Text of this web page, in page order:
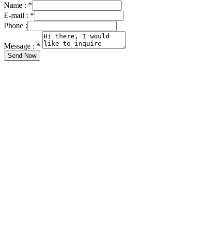
Name : *
E-mail : *
Phone :
Message : *